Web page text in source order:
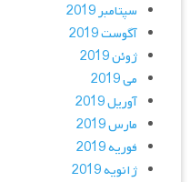
سپتامبر 2019
آگوست 2019
ژوئن 2019
می 2019
آوریل 2019
مارس 2019
فوریه 2019
ژانویه 2019